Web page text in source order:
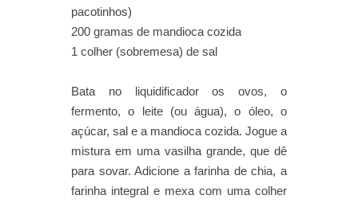
pacotinhos)
200 gramas de mandioca cozida
1 colher (sobremesa) de sal
Bata no liquidificador os ovos, o
fermento, o leite (ou água), o óleo, o
açúcar, sal e a mandioca cozida. Jogue a
mistura em uma vasilha grande, que dê
para sovar. Adicione a farinha de chia, a
farinha integral e mexa com uma colher